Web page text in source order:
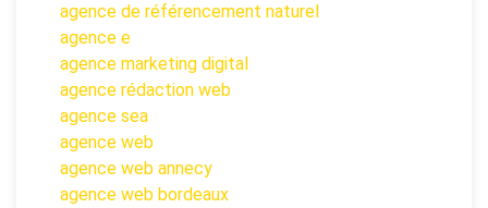
agence de référencement naturel
agence e
agence marketing digital
agence rédaction web
agence sea
agence web
agence web annecy
agence web bordeaux